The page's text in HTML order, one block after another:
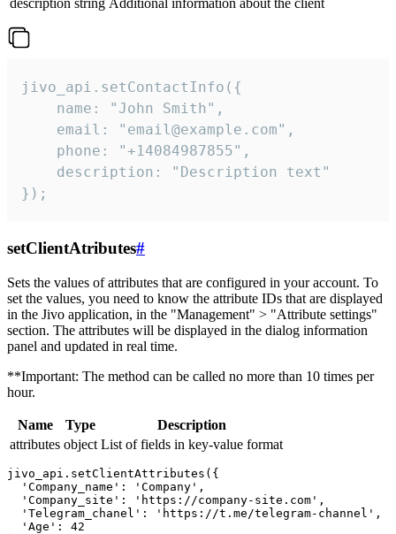
description string Additional information about the client
jivo_api.setContactInfo({
    name: "John Smith",
    email: "email@example.com",
    phone: "+14084987855",
    description: "Description text"
});
setClientAtributes#
Sets the values ​​of attributes that are configured in your account. To
set the values, you need to know the attribute IDs that are displayed
in the Jivo application, in the "Management" > "Attribute settings"
section. The attributes will be displayed in the dialog information
panel and updated in real time.
**Important: The method can be called no more than 10 times per
hour.
Name Type
Description
attributes object List of fields in key-value format
jivo_api.setClientAttributes({
  'Company_name': 'Company',
  'Company_site': 'https://company-site.com',
  'Telegram_chanel': 'https://t.me/telegram-channel',
  'Age': 42